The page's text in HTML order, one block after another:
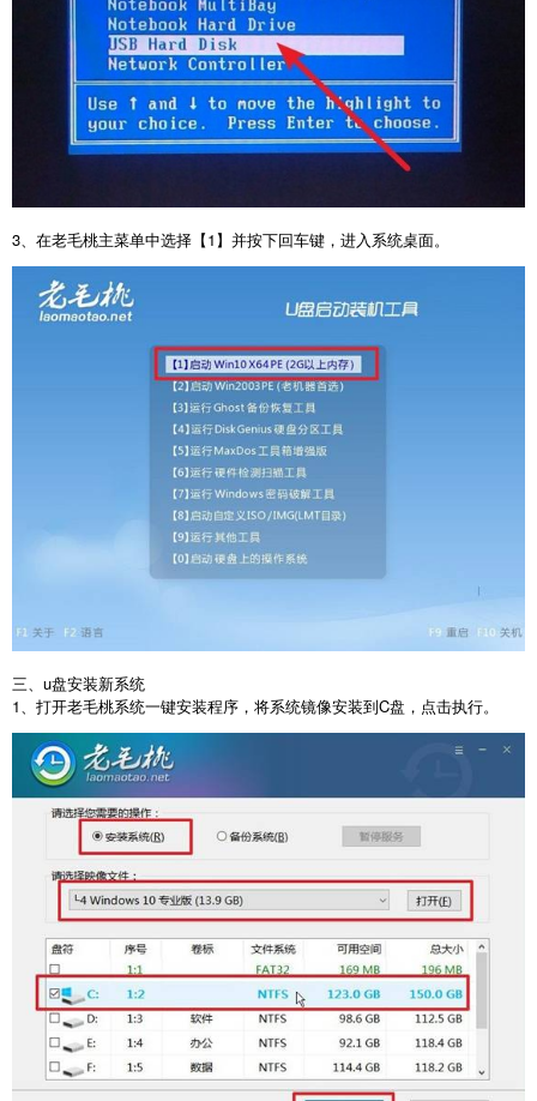
3、在老毛桃主菜单中选择【1】并按下回车键，进入系统桌面。
三、 u盘安装新系统
1、打开老毛桃系统一键安装程序，将系统镜像安装到C盘，点击执行。